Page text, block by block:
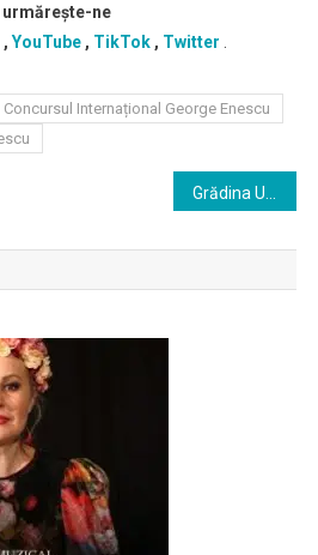
ne
, YouTube, TikTok, Twitter
Concursul Internațional George Enescu